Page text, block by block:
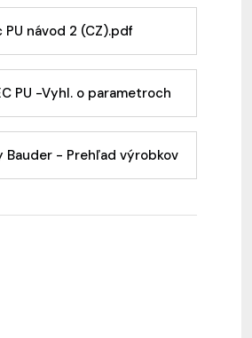
návod 2 (CZ).pdf
PU -Vyhl. o parametroch
Bauder - Prehľad výrobkov